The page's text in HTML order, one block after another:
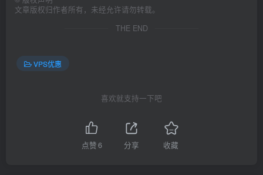
文章版权归作者所有，未经允许请勿转载。
THE END
VPS优惠
喜欢就支持一下吧
点赞6 分享 收藏